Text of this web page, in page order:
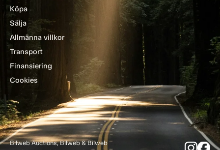
Köpa
Sälja
Allmänna villkor
Transport
Finansiering
Cookies
Bilweb Auctions, Bilweb & Bilweb